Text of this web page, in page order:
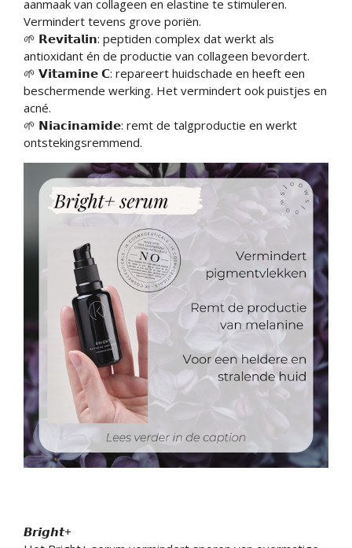
aanmaak van collageen en elastine te stimuleren.
Vermindert tevens grove poriën.
🌱 𝗥𝗲𝘃𝗶𝘁𝗮𝗹𝗶𝗻: peptiden complex dat werkt als
antioxidant én de productie van collageen bevordert.
🌱 𝗩𝗶𝘁𝗮𝗺𝗶𝗻𝗲 𝗖: repareert huidschade en heeft een
beschermende werking. Het vermindert ook puistjes en
acné.
🌱 𝗡𝗶𝗮𝗰𝗶𝗻𝗮𝗺𝗶𝗱𝗲: remt de talgproductie en werkt
ontstekingsremmend.
𝘽𝙧𝙞𝙜𝙝𝙩+